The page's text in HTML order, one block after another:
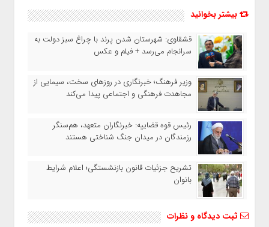
بیشتر بخوانید
قشقاوی: شهرستان شدن پرند با چراغ سبز دولت به
سرانجام می‌رسد + فیلم و عکس
وزیر فرهنگ؛ خبرنگاری در روزهای سخت، سیمایی از
مجاهدت فرهنگی و اجتماعی پیدا می‌کند
رئیس قوه قضاییه: خبرنگاران متعهد، هم‌سنگر
رزمندگان در میدان جنگ شناختی هستند
تشریح جزئیات قانون بازنشستگی؛ اعلام شرایط
بانوان
ثبت دیدگاه و نظرات